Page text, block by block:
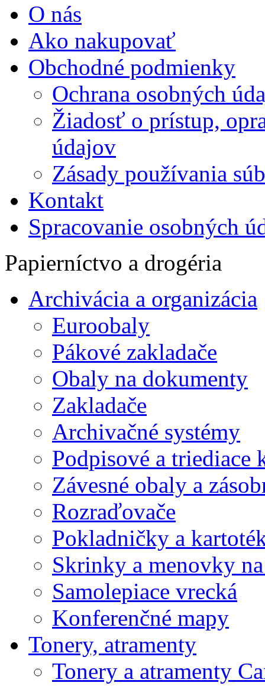
O nás
Ako nakupovať
Obchodné podmienky
Ochrana osobných
Žiadosť o prístup,
údajov
Zásady používania
Kontakt
Spracovanie osobných
Papierníctvo a drogéria
Archivácia a organizácia
Euroobaly
Pákové zakladače
Obaly na dokumenty
Zakladače
Archivačné systémy
Podpisové a triediace
Závesné obaly a
Rozraďovače
Pokladničky a
Skrinky a menovky
Samolepiace vrecká
Konferenčné mapy
Tonery, atramenty
Tonery a atramenty